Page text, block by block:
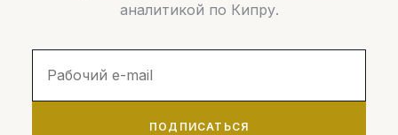
аналитикой по Кипру.
ПОДПИСАТЬСЯ